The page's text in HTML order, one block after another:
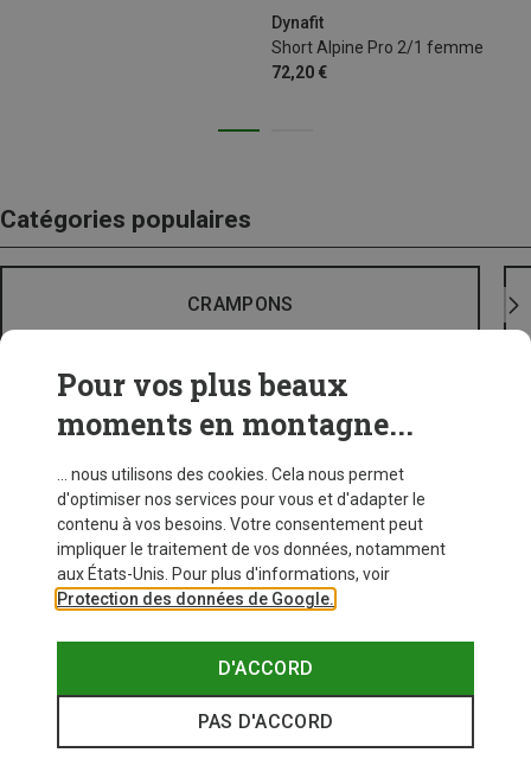
Dynafit
Short Alpine Pro 2/1 femme
72,20 €
Catégories populaires
CRAMPONS
Pour vos plus beaux
moments en montagne...
... nous utilisons des cookies. Cela nous permet
d'optimiser nos services pour vous et d'adapter le
contenu à vos besoins. Votre consentement peut
impliquer le traitement de vos données, notamment
aux États-Unis. Pour plus d'informations, voir
Protection des données de Google.
D'ACCORD
PAS D'ACCORD